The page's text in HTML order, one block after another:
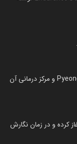
بخش عمده داستان در جزیره دورافتاده Pyeongdong-do و مرکز درمانی آن
۲۰۲۶ پخش خود را آغاز کرده و در زمان نگارش